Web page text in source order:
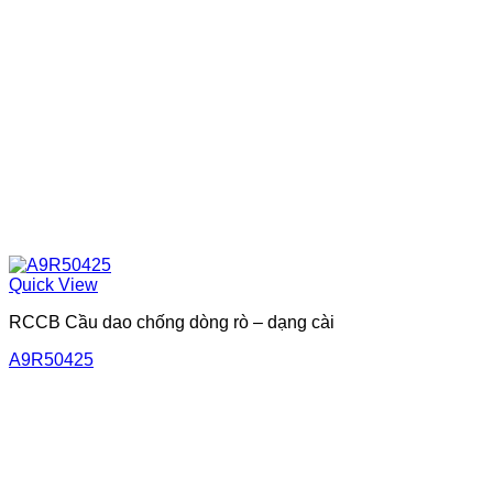
Quick View
RCCB Cầu dao chống dòng rò – dạng cài
A9R50425